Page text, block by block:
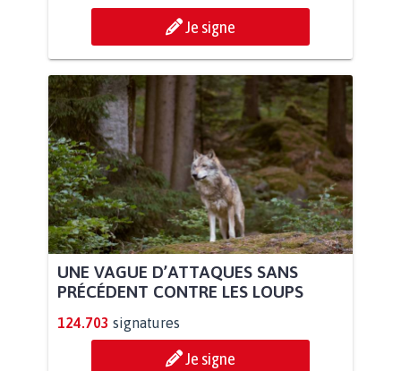
Je signe
UNE VAGUE D’ATTAQUES SANS
PRÉCÉDENT CONTRE LES LOUPS
124.703 signatures
Je signe